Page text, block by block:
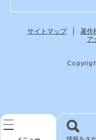
検
サイトマップ 著作
ア